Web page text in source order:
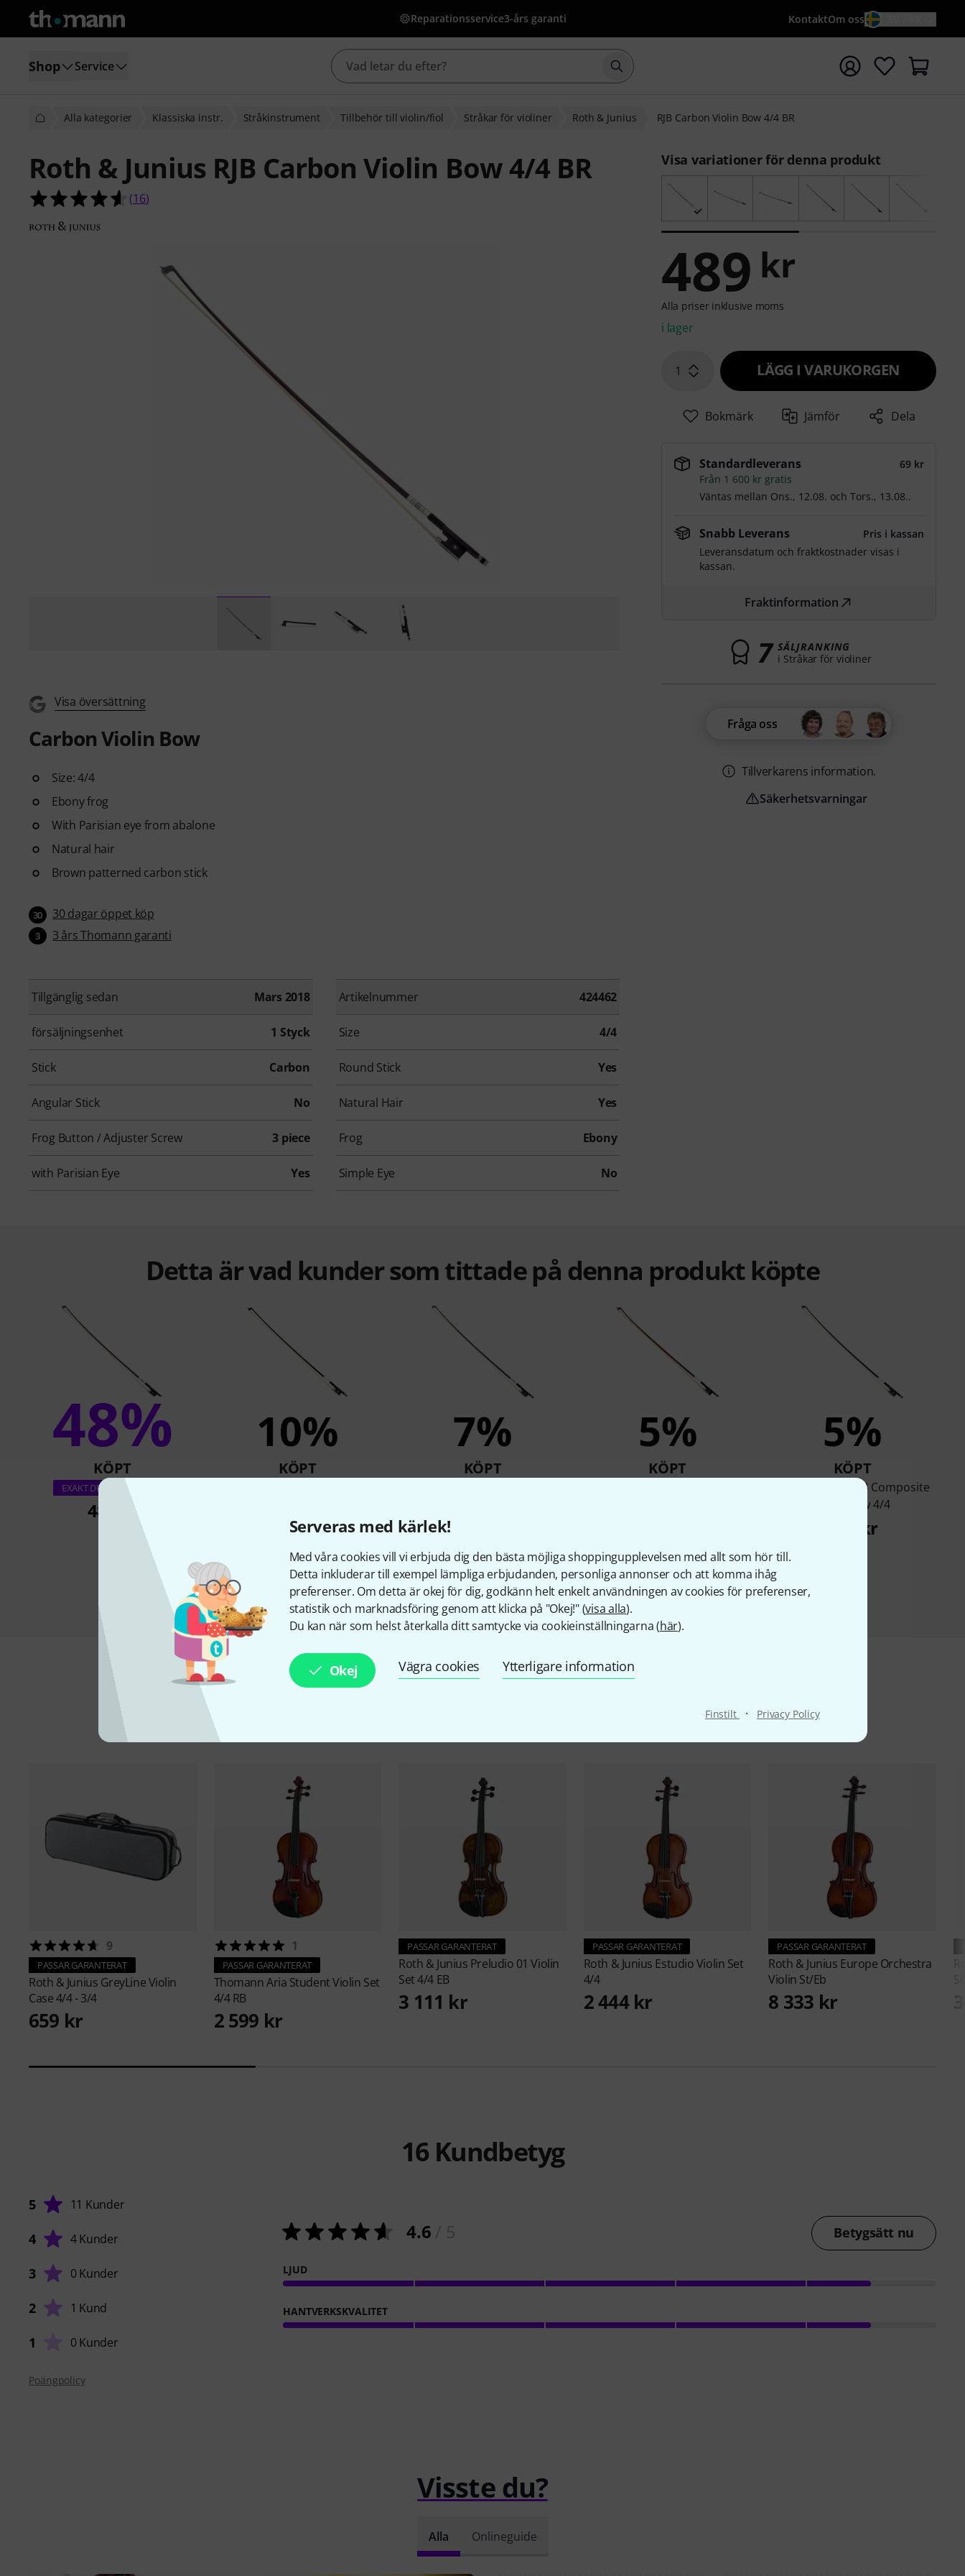
Serveras med kärlek!
Med våra cookies vill vi erbjuda dig den bästa möjliga shoppingupplevelsen med allt som hör till.
Detta inkluderar till exempel lämpliga erbjudanden, personliga annonser och att komma ihåg
preferenser. Om detta är okej för dig, godkänn helt enkelt användningen av cookies för preferenser,
statistik och marknadsföring genom att klicka på "Okej!" (visa alla).
Du kan när som helst återkalla ditt samtycke via cookieinställningarna (här).
Okej Vägra cookies Ytterligare information
Finstilt · Privacy Policy
Reparationsservice3-års garanti KontaktOm oss
Shop Service Börja sökningen med söktermen {searchTerm}
Alla kategorier Klassiska instr. Stråkinstrument Tillbehör till violin/fiol Stråkar för violiner Roth & Junius RJB Carbon Violin Bow 4/4 BR
Roth & Junius RJB Carbon Violin Bow 4/4 BR
4.6 av 5 stjärnor från 16 kundbetyg
(16)
Visa översättning
Carbon Violin Bow
Size: 4/4
Ebony frog
With Parisian eye from abalone
Natural hair
Brown patterned carbon stick
30 30 dagar öppet köp
3 3 års Thomann garanti
Tillgänglig sedan Mars 2018 Artikelnummer 424462
försäljningsenhet 1 Styck Size 4/4
Stick Carbon Round Stick Yes
Angular Stick No Natural Hair Yes
Frog Button / Adjuster Screw 3 piece Frog Ebony
with Parisian Eye Yes Simple Eye No
Visa variationer för denna produkt
489 kr
Alla priser inklusive moms
i lager
1 LÄGG I VARUKORGEN
Bokmärk Jämför Dela
Standardleverans
69 kr
Från 1 600 kr gratis
Väntas mellan Ons., 12.08. ochTors., 13.08..
Snabb Leverans
Pris i kassan
Leveransdatum och fraktkostnader visas i
kassan.
Fraktinformation
7 SÄLJRANKING
i Stråkar för violiner
Fråga oss
Tillverkarens information.
Säkerhetsvarningar
Detta är vad kunder som tittade på denna produkt köpte
48%
KÖPT
EXAKT DENNA PRODUKT
489 kr
10%
KÖPT
358 kr
7%
KÖPT
5%
KÖPT
5%
KÖPT
Roth & Junius RJB Composite
Violin Bow 4/4
368 kr
Jämför
9
PASSAR GARANTERAT
Roth & Junius GreyLine Violin
Case 4/4 - 3/4
659 kr
1
PASSAR GARANTERAT
ThomannAria Student Violin Set
4/4 RB
2 599 kr
PASSAR GARANTERAT
Roth & Junius Preludio 01 Violin
Set 4/4 EB
3 111 kr
PASSAR GARANTERAT
Roth & Junius Estudio Violin Set
4/4
2 444 kr
PASSAR GARANTERAT
Roth & Junius Europe Orchestra
Violin St/Eb
8 333 kr
16Kundbetyg
5 11 Kunder
4 4 Kunder
3 0 Kunder
2 1 Kund
1 0 Kunder
4.6 Betygsätt nu
LJUD
HANTVERKSKVALITET
Poängpolicy
Visste du?
Alla Onlineguide